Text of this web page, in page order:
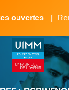
au
principal
ouvertes